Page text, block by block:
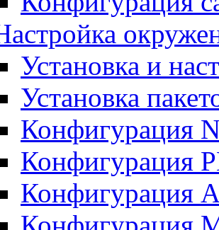
Установка и
Установка
Конфигурация
Конфигурация
Конфигурация